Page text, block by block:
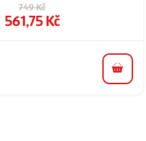
Původní cena
749 Kč
Cena
561,75 Kč
do